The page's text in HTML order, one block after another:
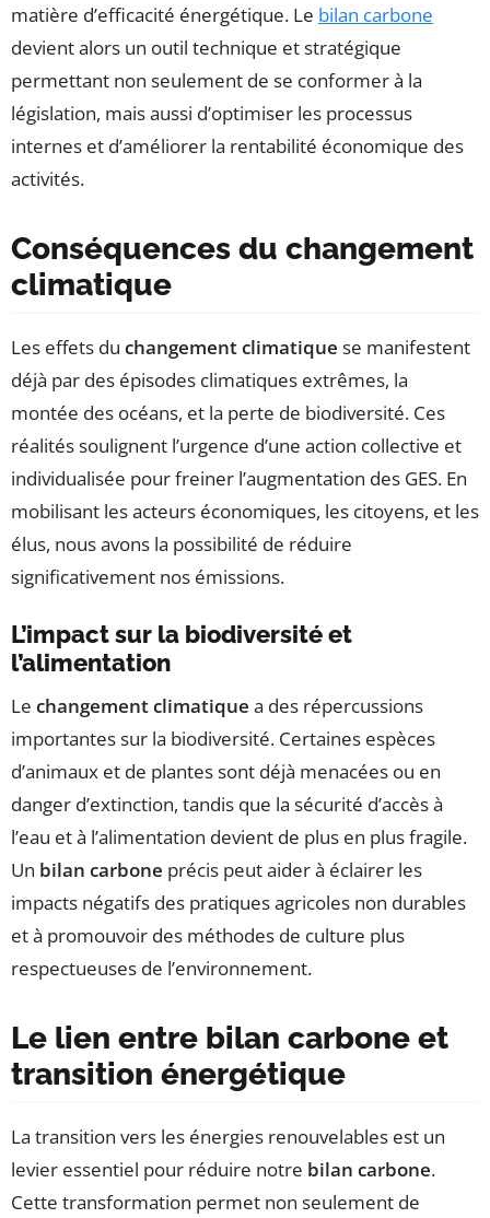
matière d’efficacité énergétique. Le bilan carbone
devient alors un outil technique et stratégique
permettant non seulement de se conformer à la
législation, mais aussi d’optimiser les processus
internes et d’améliorer la rentabilité économique des
activités.
Conséquences du changement
climatique
Les effets du changement climatique se manifestent
déjà par des épisodes climatiques extrêmes, la
montée des océans, et la perte de biodiversité. Ces
réalités soulignent l’urgence d’une action collective et
individualisée pour freiner l’augmentation des GES. En
mobilisant les acteurs économiques, les citoyens, et les
élus, nous avons la possibilité de réduire
significativement nos émissions.
L’impact sur la biodiversité et
l’alimentation
Le changement climatique a des répercussions
importantes sur la biodiversité. Certaines espèces
d’animaux et de plantes sont déjà menacées ou en
danger d’extinction, tandis que la sécurité d’accès à
l’eau et à l’alimentation devient de plus en plus fragile.
Un bilan carbone précis peut aider à éclairer les
impacts négatifs des pratiques agricoles non durables
et à promouvoir des méthodes de culture plus
respectueuses de l’environnement.
Le lien entre bilan carbone et
transition énergétique
La transition vers les énergies renouvelables est un
levier essentiel pour réduire notre bilan carbone.
Cette transformation permet non seulement de